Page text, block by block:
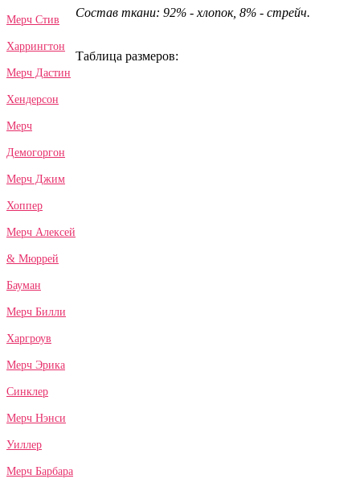
Мерч Стив
Харрингтон
Мерч Дастин
Хендерсон
Мерч
Демогоргон
Мерч Джим
Хоппер
Мерч Алексей
& Мюррей
Бауман
Мерч Билли
Харгроув
Мерч Эрика
Синклер
Мерч Нэнси
Уиллер
Мерч Барбара
Состав ткани: 92% - хлопок, 8% - стрейч.
Таблица размеров: